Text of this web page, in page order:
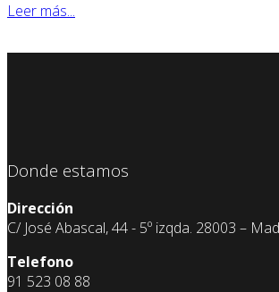
Leer más...
Donde estamos
Dirección
C/ José Abascal, 44 - 5º izqda. 28003 –
Telefono
91 523 08 88